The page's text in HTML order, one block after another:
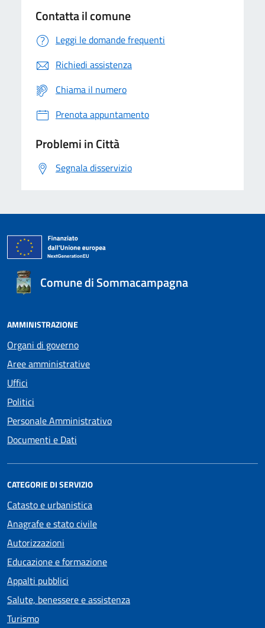
Contatta il comune
Leggi le domande frequenti
Richiedi assistenza
Chiama il numero
Prenota appuntamento
Problemi in Città
Segnala disservizio
Comune di Sommacampagna
AMMINISTRAZIONE
Organi di governo
Aree amministrative
Uffici
Politici
Personale Amministrativo
Documenti e Dati
CATEGORIE DI SERVIZIO
Catasto e urbanistica
Anagrafe e stato civile
Autorizzazioni
Educazione e formazione
Appalti pubblici
Salute, benessere e assistenza
Turismo